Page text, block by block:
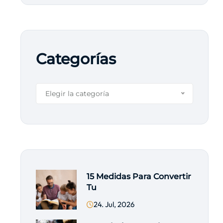
Categorías
Elegir la categoría
15 Medidas Para Convertir
Tu
24. Jul, 2026